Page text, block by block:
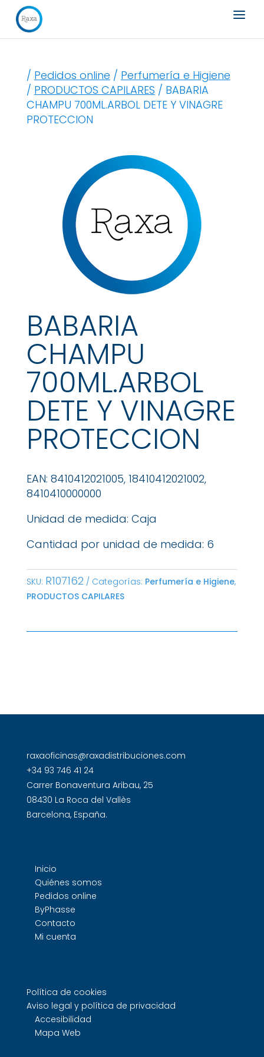
Búsqueda
de
productos
/ Pedidos online / Perfumería e Higiene
/ PRODUCTOS CAPILARES / BABARIA
CHAMPU 700ML.ARBOL DETE Y VINAGRE
PROTECCION
BABARIA
CHAMPU
700ML.ARBOL
DETE Y VINAGRE
PROTECCION
EAN: 8410412021005, 18410412021002,
8410410000000
Unidad de medida: Caja
Cantidad por unidad de medida: 6
SKU: R107162 Categorías: Perfumería e Higiene,
PRODUCTOS CAPILARES
raxaoficinas@raxadistribuciones.com
+34 93 746 41 24
Carrer Bonaventura Aribau, 25
08430 La Roca del Vallès
Barcelona, España.
Inicio
Quiénes somos
Pedidos online
ByPhasse
Contacto
Mi cuenta
Política de cookies
Aviso legal y política de privacidad
Accesibilidad
Mapa Web